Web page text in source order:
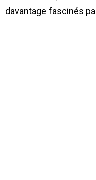
davantage fascinés